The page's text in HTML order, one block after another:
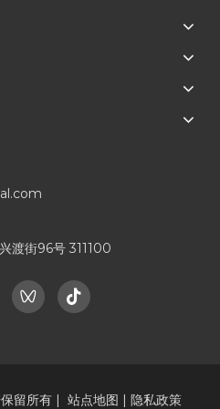
渡街96号 311100
留所有 | 站点地图 | 隐私政策